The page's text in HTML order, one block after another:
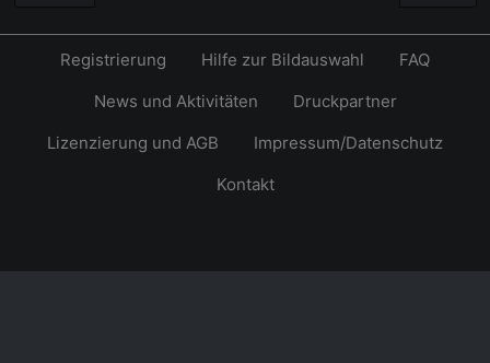
Registrierung Hilfe zur Bildauswahl
FAQ
News und Aktivitäten
Druckpartner
Lizenzierung und AGB
Impressum/Datenschutz
Kontakt